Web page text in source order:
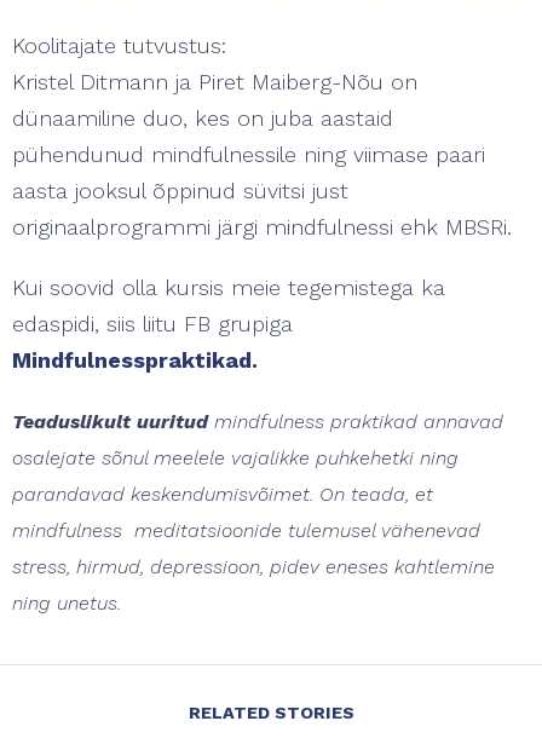
Koolitajate tutvustus:
Kristel Ditmann ja Piret Maiberg-Nõu on
dünaamiline duo, kes on juba aastaid
pühendunud mindfulnessile ning viimase paari
aasta jooksul õppinud süvitsi just
originaalprogrammi järgi mindfulnessi ehk MBSRi.
Kui soovid olla kursis meie tegemistega ka
edaspidi, siis liitu FB grupiga
Mindfulnesspraktikad.
Teaduslikult uuritud mindfulness praktikad annavad
osalejate sõnul meelele vajalikke puhkehetki ning
parandavad keskendumisvõimet. On teada, et
mindfulness meditatsioonide tulemusel vähenevad
stress, hirmud, depressioon, pidev eneses kahtlemine
ning unetus.
RELATED STORIES